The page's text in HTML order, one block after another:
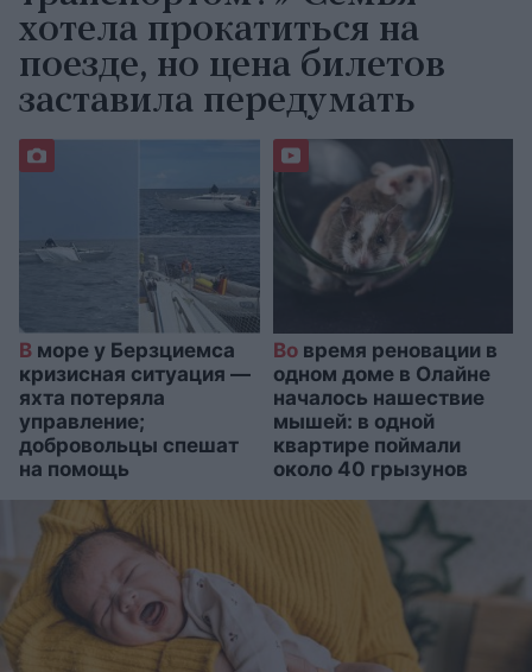
хотела прокатиться на
поезде, но цена билетов
заставила передумать
В море у Берзциемса
кризисная ситуация —
яхта потеряла
управление;
добровольцы спешат
на помощь
Вовремя реновации в
одном доме в Олайне
началось нашествие
мышей: в одной
квартире поймали
около 40 грызунов